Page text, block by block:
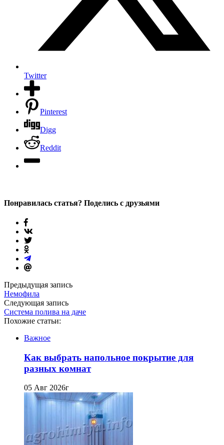
Twitter
Pinterest
Digg
Reddit
Понравилась статья? Поделись с друзьями
Предыдущая запись
Немофила
Следующая запись
Система полива на даче
Похожие статьи:
Важное
Как выбрать напольное покрытие для
разных комнат
05 Авг 2026г